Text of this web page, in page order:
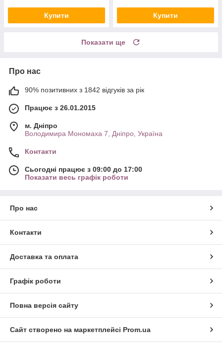
Купити Купити
Показати ще
Про нас
90% позитивних з 1842 відгуків за рік
Працює з 26.01.2015
м. Дніпро
Володимира Мономаха 7, Дніпро, Україна
Контакти
Сьогодні працює з 09:00 до 17:00
Показати весь графік роботи
Про нас
Контакти
Доставка та оплата
Графік роботи
Повна версія сайту
Сайт створено на маркетплейсі Prom.ua